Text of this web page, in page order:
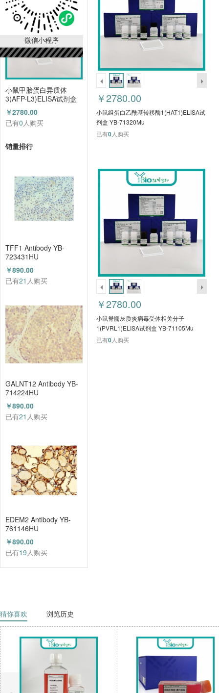
微信小程序
小鼠甲胎蛋白异质体
3(AFP-L3)ELISA试剂盒
YB-71109Mu
￥2780.00
已有0人购买
销量排行
TFF1 Antibody YB-
723431HU
￥890.00
已有21 人购买
GALNT12 Antibody YB-
714224HU
￥890.00
已有21 人购买
EDEM2 Antibody YB-
761146HU
￥890.00
已有19人购买
￥2780.00
小鼠组蛋白乙酰基转移酶1(HAT1)ELISA试
剂盒 YB-71320Mu
已有0人购买
￥2780.00
小鼠脊髓灰质炎病毒受体相关分子
1(PVRL1)ELISA试剂盒 YB-71105Mu
已有0人购买
猜你喜欢 浏览历史